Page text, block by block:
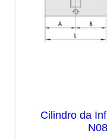
Cilindro da